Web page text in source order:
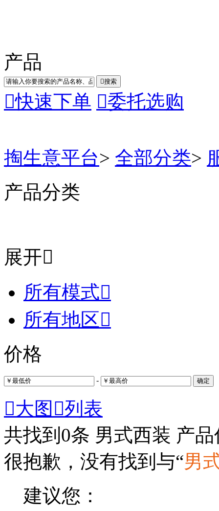
产品
搜索
快速下单 委托选购
掏生意平台> 全部分类>
产品分类
展开
所有模式
所有地区
价格
- 确定
大图 列表
共找到 0条 男式西装 产
很抱歉，没有找到与“男
建议您：